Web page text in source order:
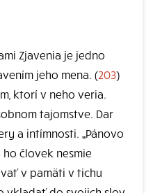
Zjavenia je jedno
jeho mena. (203)
ktorí v neho veria.
tajomstve. Dar
a intímnosti. „Pánovo
ho človek nesmie
v pamäti v tichu